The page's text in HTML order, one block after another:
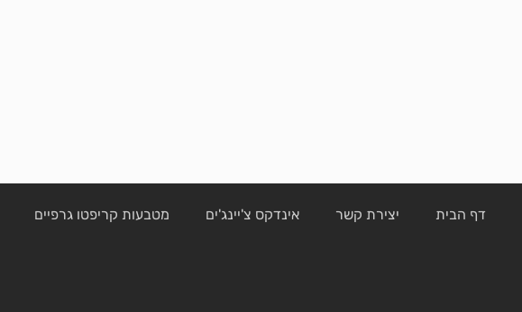
דף הבית יצירת קשר אינדקס צ'יינג'ים מטבעות קריפטו גרפיים